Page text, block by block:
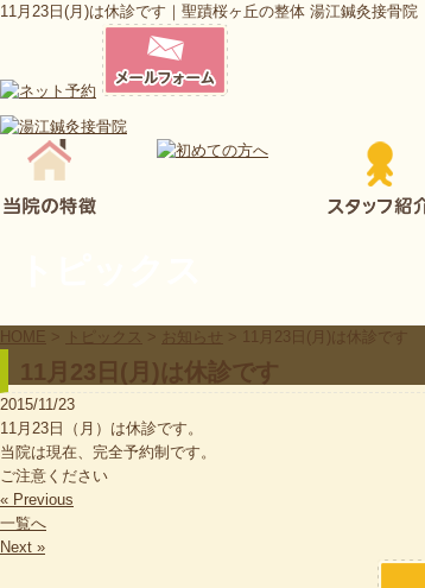
11月23日(月)は休診です｜聖蹟桜ヶ丘の整体 湯江鍼灸接骨院
HOME > トピックス > お知らせ > 11月23日(月)は休診です
11月23日(月)は休診です
2015/11/23
11月23日（月）は休診です。
当院は現在、完全予約制です。
ご注意ください
« Previous
一覧へ
Next »